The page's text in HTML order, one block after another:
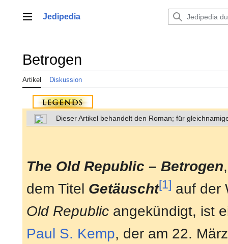
springenHauptmenü
Jedipedia
Betrogen
Artikel Diskussion
Dieser Artikel behandelt den Roman; für
The Old Republic – Betrogen
dem Titel Getäuscht[1] auf der
Old Republic angekündigt, ist
Paul S. Kemp, der am 22.